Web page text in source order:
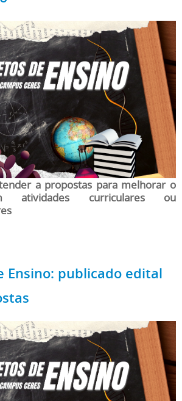
a propostas para melhorar o
atividades curriculares ou
Ensino: publicado edital